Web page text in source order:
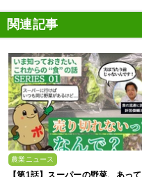
関連記事
農業ニュース
【第1話】スーパーの野菜、あっ